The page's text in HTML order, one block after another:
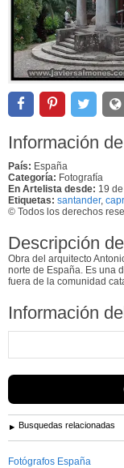
Información
País: España
Categoría: Fotografía
En Artelista desde: 19
Etiquetas: santander,
© Todos los derechos
Descripción
Obra del arquitecto
norte de España. Es una
fuera de la comunidad
Información
Busquedas relacionadas
Fotógrafos España